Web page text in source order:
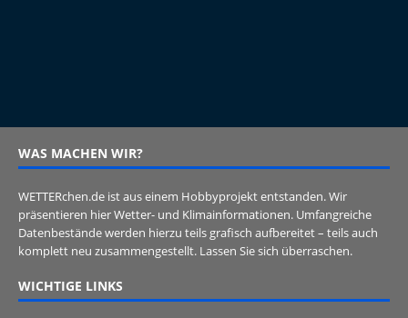
WAS MACHEN WIR?
WETTERchen.de ist aus einem Hobbyprojekt entstanden. Wir
präsentieren hier Wetter- und Klimainformationen. Umfangreiche
Datenbestände werden hierzu teils grafisch aufbereitet – teils auch
komplett neu zusammengestellt. Lassen Sie sich überraschen.
WICHTIGE LINKS